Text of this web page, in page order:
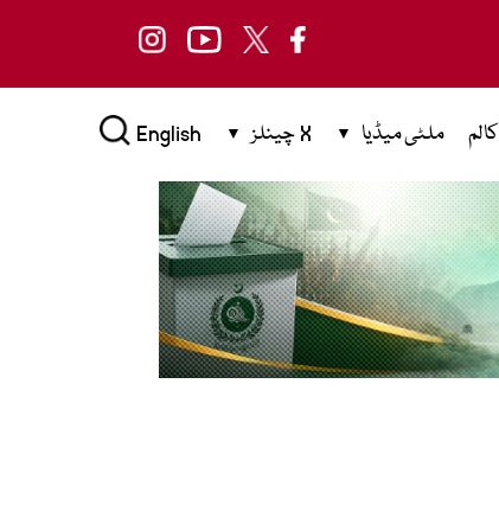
کالم ملٹی میڈیا X چینلز English